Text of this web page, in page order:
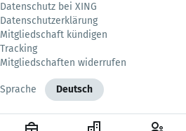
Datenschutz bei XING
Datenschutzerklärung
Mitgliedschaft kündigen
Tracking
Mitgliedschaften widerrufen
Sprache Deutsch